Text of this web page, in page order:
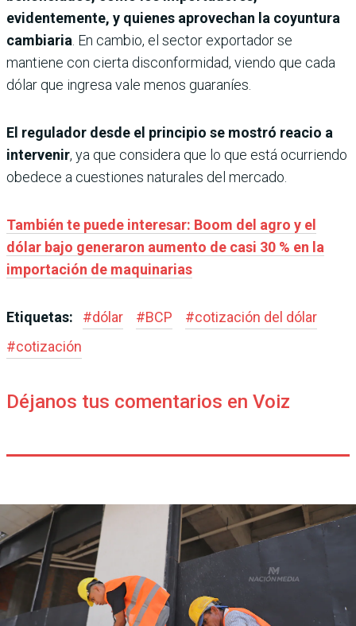
evidentemente, y quienes aprovechan la coyuntura
cambiaria . En cambio, el sector exportador se
mantiene con cierta disconformidad, viendo que cada
dólar que ingresa vale menos guaraníes.
El regulador desde el principio se mostró reacio a
intervenir, ya que considera que lo que está ocurriendo
obedece a cuestiones naturales del mercado.
También te puede interesar: Boom del agro y el
dólar bajo generaron aumento de casi 30 % en la
importación de maquinarias
Etiquetas: #dólar #BCP #cotización del dólar
#cotización
Déjanos tus comentarios en Voiz